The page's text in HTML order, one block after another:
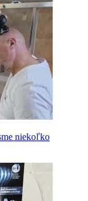
niekoľko